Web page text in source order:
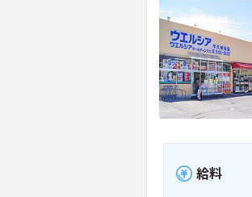
給料